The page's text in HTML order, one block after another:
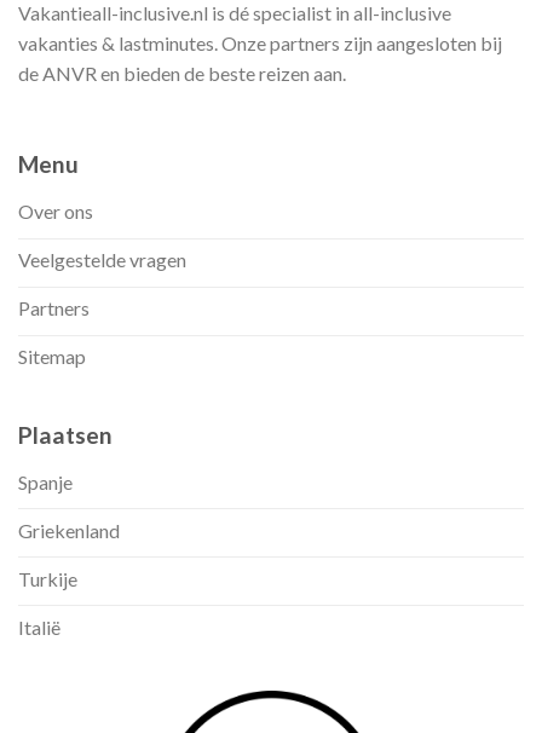
Vakantieall-inclusive.nl is dé specialist in all-inclusive
vakanties & lastminutes. Onze partners zijn aangesloten bij
de ANVR en bieden de beste reizen aan.
Menu
Over ons
Veelgestelde vragen
Partners
Sitemap
Plaatsen
Spanje
Griekenland
Turkije
Italië